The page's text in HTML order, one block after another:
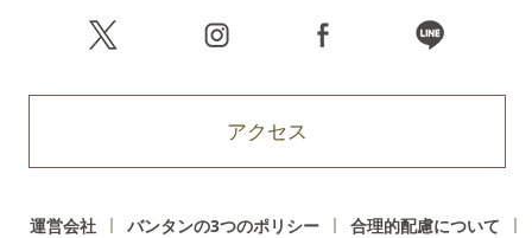
アクセス
運営会社 バンタンの3つのポリシー
合理的配慮について